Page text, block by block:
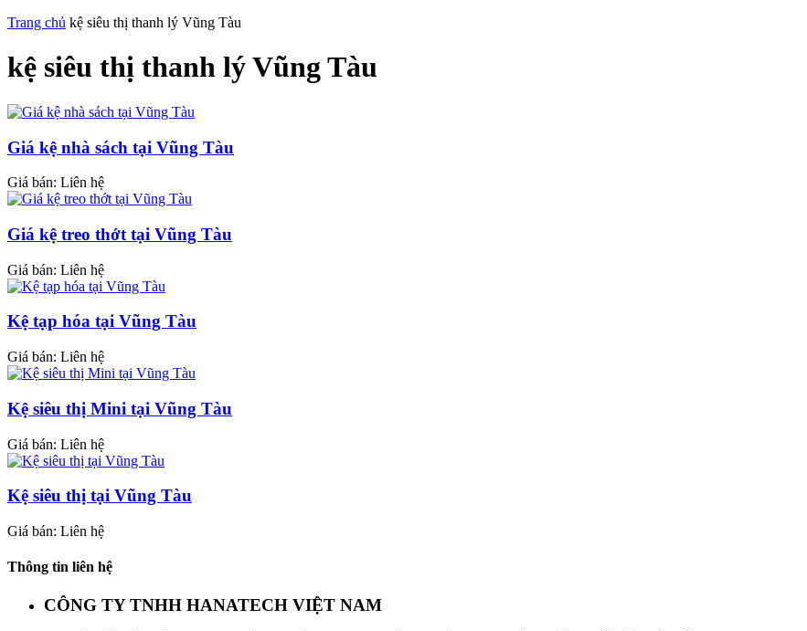
Trang chủ kệ siêu thị thanh lý Vũng Tàu
kệ siêu thị thanh lý Vũng Tàu
Giá kệ nhà sách tại Vũng Tàu
Giá bán: Liên hệ
Giá kệ treo thớt tại Vũng Tàu
Giá bán: Liên hệ
Kệ tạp hóa tại Vũng Tàu
Giá bán: Liên hệ
Kệ siêu thị Mini tại Vũng Tàu
Giá bán: Liên hệ
Kệ siêu thị tại Vũng Tàu
Giá bán: Liên hệ
Thông tin liên hệ
CÔNG TY TNHH HANATECH VIỆT NAM